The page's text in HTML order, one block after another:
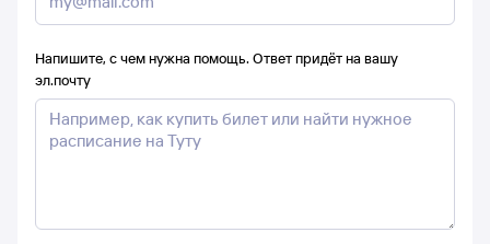
Напишите, с чем нужна помощь. Ответ придёт на вашу
эл.почту